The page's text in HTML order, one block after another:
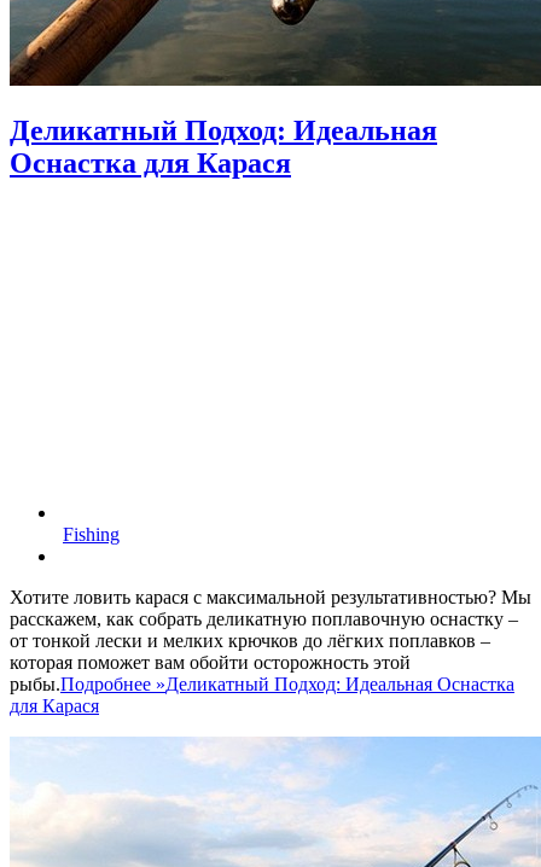
Деликатный Подход: Идеальная
Оснастка для Карася
Fishing
Хотите ловить карася с максимальной результативностью? Мы
расскажем, как собрать деликатную поплавочную оснастку –
от тонкой лески и мелких крючков до лёгких поплавков –
которая поможет вам обойти осторожность этой
рыбы.Подробнее »Деликатный Подход: Идеальная Оснастка
для Карася